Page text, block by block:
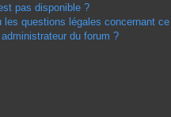
pas disponible ?
questions légales concernant
du forum ?